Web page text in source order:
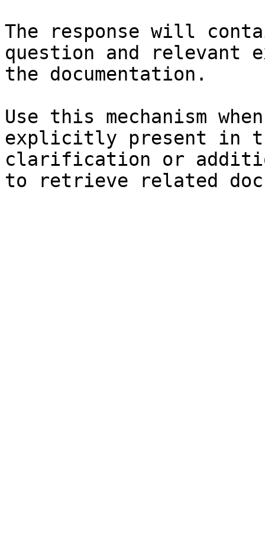
The response will
question and relevant
the documentation.
Use this mechanism
explicitly present in
clarification or